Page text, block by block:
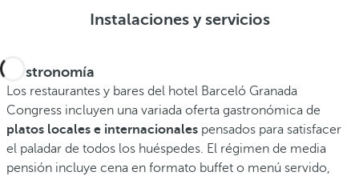
Instalaciones y servicios
Gastronomía
Los restaurantes y bares del hotel Barceló Granada
Congress incluyen una variada oferta gastronómica de
platos locales e internacionales pensados para satisfacer
el paladar de todos los huéspedes. El régimen de media
pensión incluye cena en formato buffet o menú servido,